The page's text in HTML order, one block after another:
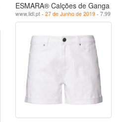
ESMARA® Calções de Ganga
www.lidl.pt - 27 de Junho de 2019 - 7.99